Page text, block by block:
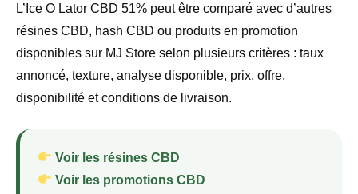
L’Ice O Lator CBD 51% peut être comparé avec d’autres
résines CBD, hash CBD ou produits en promotion
disponibles sur MJ Store selon plusieurs critères : taux
annoncé, texture, analyse disponible, prix, offre,
disponibilité et conditions de livraison.
Voir les résines CBD
Voir les promotions CBD